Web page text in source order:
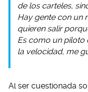
de los carteles,
Hay gente con un
quieren salir
Es como un piloto
la velocidad, me
Al ser cuestionada